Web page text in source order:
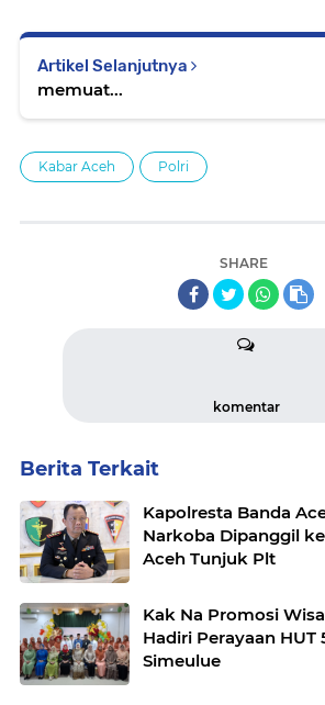
Artikel Selanjutnya
memuat...
Kabar Aceh Polri
SHARE
komentar
Berita Terkait
Kapolresta Banda
Narkoba Dipanggil
Aceh Tunjuk Plt
Kak Na Promosi
Hadiri Perayaan HUT
Simeulue